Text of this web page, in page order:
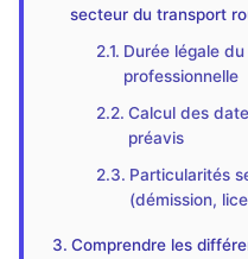
secteur du transport
Durée légale
professionnelle
Calcul des
préavis
Particularités
(démission,
Comprendre les